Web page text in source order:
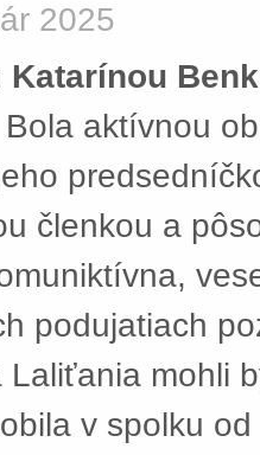
2025
Katarínou
aktívnou
členkou a
podujatiach
Laliťania mohli
v spolku